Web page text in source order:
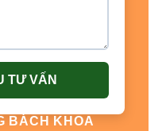
TƯ VẤN
BÁCH KHOA